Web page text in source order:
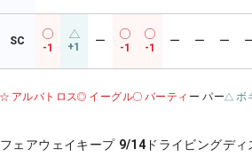
SC
-1 +1 ー
-1 -1
ー ー ー
アルバトロス イーグル バーティ ー パー ボ
フェアウェイキープ 9/14 ドライビングディ